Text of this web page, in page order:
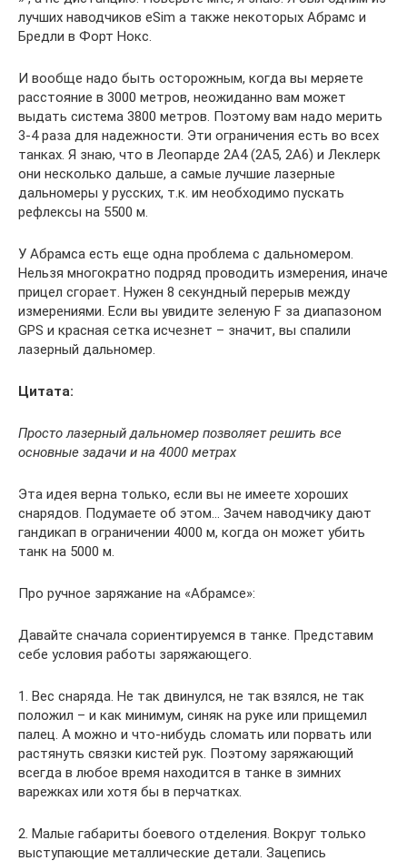
лучших наводчиков eSim а также некоторых Абрамс и
Бредли в Форт Нокс.
И вообще надо быть осторожным, когда вы меряете
расстояние в 3000 метров, неожиданно вам может
выдать система 3800 метров. Поэтому вам надо мерить
3-4 раза для надежности. Эти ограничения есть во всех
танках. Я знаю, что в Леопарде 2А4 (2А5, 2А6) и Леклерк
они несколько дальше, а самые лучшие лазерные
дальномеры у русских, т.к. им необходимо пускать
рефлексы на 5500 м.
У Абрамса есть еще одна проблема с дальномером.
Нельзя многократно подряд проводить измерения, иначе
прицел сгорает. Нужен 8 секундный перерыв между
измерениями. Если вы увидите зеленую F за диапазоном
GPS и красная сетка исчезнет – значит, вы спалили
лазерный дальномер.
Цитата:
Просто лазерный дальномер позволяет решить все
основные задачи и на 4000 метрах
Эта идея верна только, если вы не имеете хороших
снарядов. Подумаете об этом… Зачем наводчику дают
гандикап в ограничении 4000 м, когда он может убить
танк на 5000 м.
Про ручное заряжание на «Абрамсе»:
Давайте сначала сориентируемся в танке. Представим
себе условия работы заряжающего.
1. Вес снаряда. Не так двинулся, не так взялся, не так
положил – и как минимум, синяк на руке или прищемил
палец. А можно и что-нибудь сломать или порвать или
растянуть связки кистей рук. Поэтому заряжающий
всегда в любое время находится в танке в зимних
варежках или хотя бы в перчатках.
2. Малые габариты боевого отделения. Вокруг только
выступающие металлические детали. Зацепись